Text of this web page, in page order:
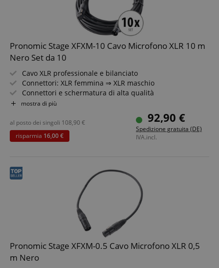
Pronomic Stage XFXM-10 Cavo Microfono XLR 10 m
Nero Set da 10
Cavo XLR professionale e bilanciato
Connettori: XLR femmina ⇒ XLR maschio
Connettori e schermatura di alta qualità
Lunghezza: 10m
Inclusa fascetta per cavo
Set da 10 pezzi
mostra di più
92,90 €
Spedizione gratuita (DE)
IVA.incl.
al posto dei singoli 108,90 €
risparmia 16,00 €
Pronomic Stage XFXM-0.5 Cavo Microfono XLR 0,5
m Nero